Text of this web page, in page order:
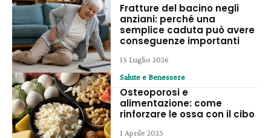
Fratture del bacino negli
anziani: perché una
semplice caduta può avere
conseguenze importanti
15 Luglio 2026
Salute e Benessere
Osteoporosi e
alimentazione: come
rinforzare le ossa con il cibo
1 Aprile 2025